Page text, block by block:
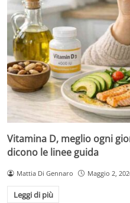
Vitamina D, meglio ogni
dicono le linee guida
Mattia Di Gennaro Maggio 2,
Leggi di più